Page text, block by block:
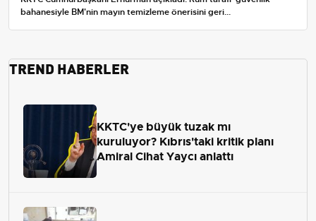
bahanesiyle BM'nin mayın temizleme önerisini geri...
TREND HABERLER
KKTC'ye büyük tuzak mı
kuruluyor? Kıbrıs'taki kritik planı
Amiral Cihat Yaycı anlattı